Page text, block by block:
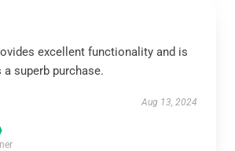
excellent functionality and is
a superb purchase.
Aug 13, 2024